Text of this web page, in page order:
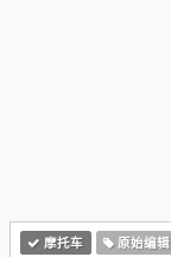
摩托车 原始编辑